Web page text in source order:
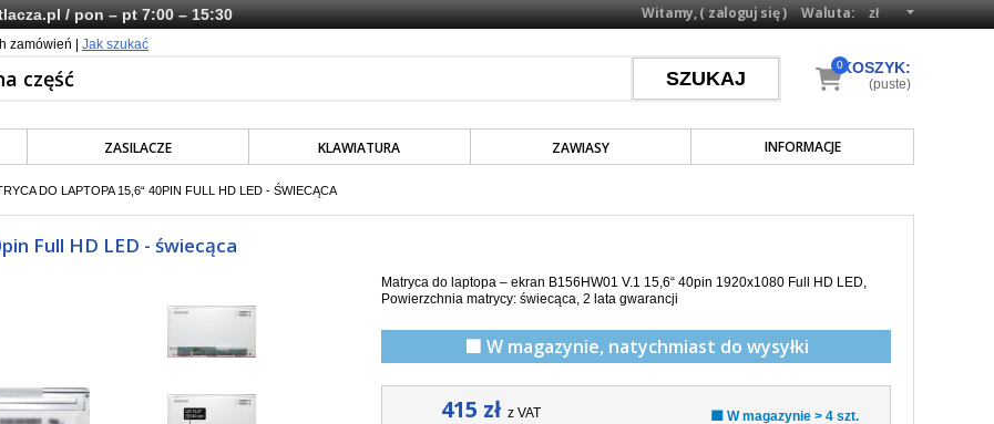
/ pon – pt 7:00 – 15:30 Waluta:
Witamy, (zaloguj się)
zamówień | Jak szukać
ZASILACZE KLAWIATURA ZAWIASY INFORMACJE
KOSZYK:
0
(puste)
DO LAPTOPA 15,6“ 40PIN FULL HD LED - ŚWIECĄCA
Full HD LED - świecąca
Matryca do laptopa – ekran B156HW01 V.1 15,6“ 40pin 1920x1080 Full HD LED,
Powierzchnia matrycy: świecąca, 2 lata gwarancji
🟩 W magazynie, natychmiast do wysyłki
415 zł z VAT 🟩 W magazynie > 4 szt.